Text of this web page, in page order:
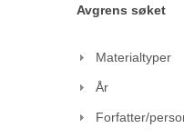
Avgrens søket
Materialtyper
År
Forfatter/